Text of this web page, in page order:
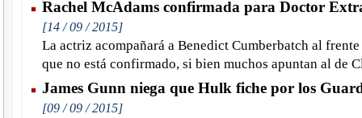
Rachel McAdams confirmada para Doctor
[14 / 09 / 2015]
La actriz acompañará a Benedict Cumberbatch al
que no está confirmado, si bien muchos apuntan al de
James Gunn niega que Hulk fiche por los
[09 / 09 / 2015]